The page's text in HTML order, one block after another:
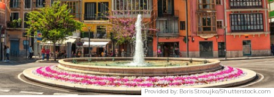
Provided by: Boris Stroujko/Shutterstock.com